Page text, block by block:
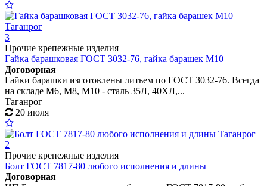
3
Прочие крепежные изделия
Гайка барашковая ГОСТ 3032-76, гайка барашек М10
Договорная
Гайки барашки изготовлены литьем по ГОСТ 3032-76. Всегда
на складе М6, М8, М10 - сталь 35Л, 40ХЛ,...
Таганрог
20 июля
2
Прочие крепежные изделия
Болт ГОСТ 7817-80 любого исполнения и длины
Договорная